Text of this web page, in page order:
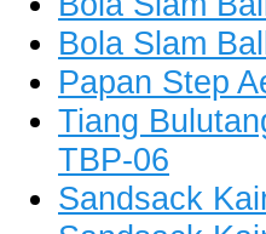
Bola Slam
Papan Step
Tiang
TBP-06
Sandsack